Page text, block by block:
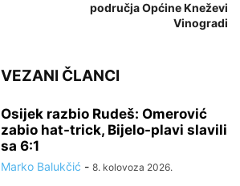
područja Općine Kneževi
Vinogradi
VEZANI ČLANCI
Osijek razbio Rudeš: Omerović
zabio hat-trick, Bijelo-plavi slavili
sa 6:1
Marko Balukčić - 8. kolovoza 2026.